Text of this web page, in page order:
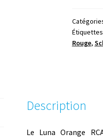
Orange
-
Digital
Rouge,
Description
Le Luna Orange